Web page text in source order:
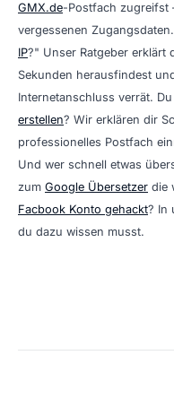
GMX.de-Postfach zugreifst
vergessenen
IP?" Unser Ratgeber erklärt
Sekunden herausfindest
Internetanschluss verrät.
erstellen? Wir erklären dir
professionelles Postfach
Und wer schnell etwas
zum Google Übersetzer die
Facbook Konto gehackt? In
du dazu wissen musst.